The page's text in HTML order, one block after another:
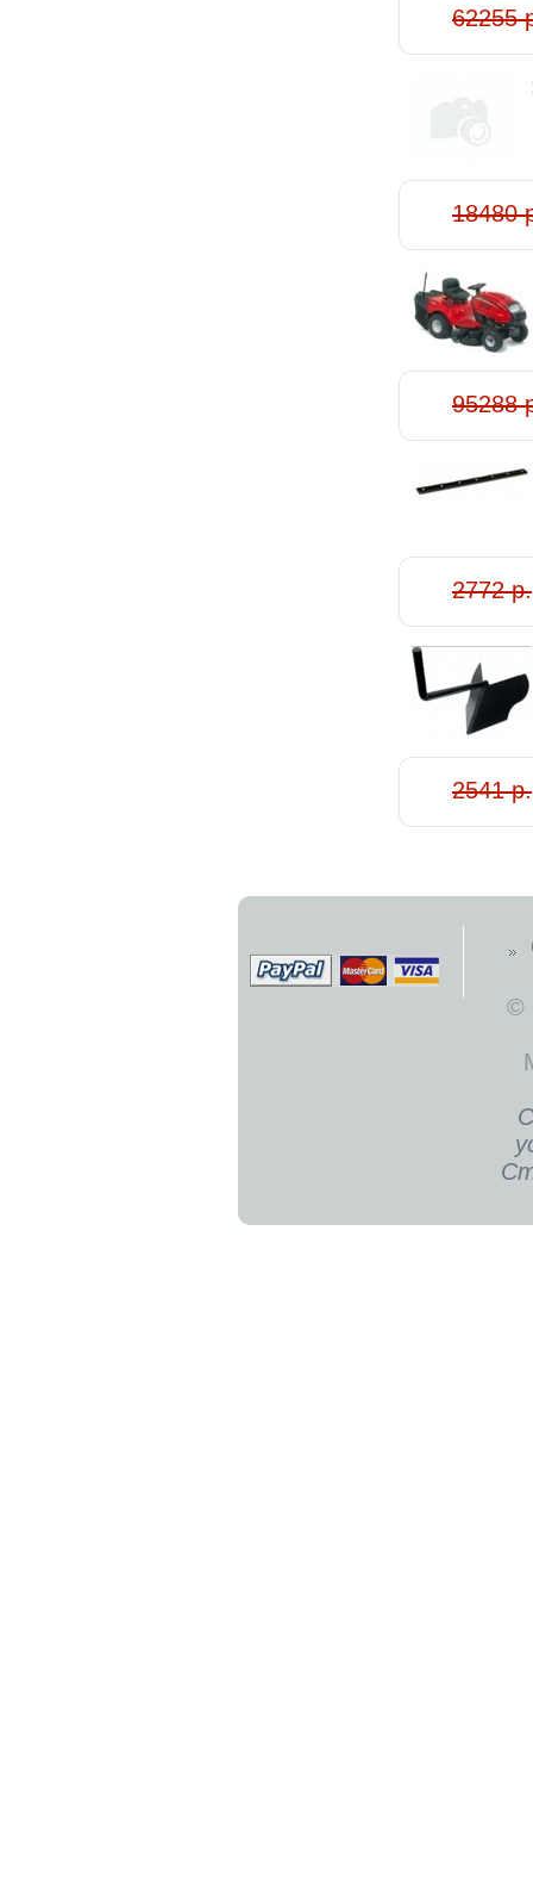
62255
18480
95288
2772 р.
2541 р.
©